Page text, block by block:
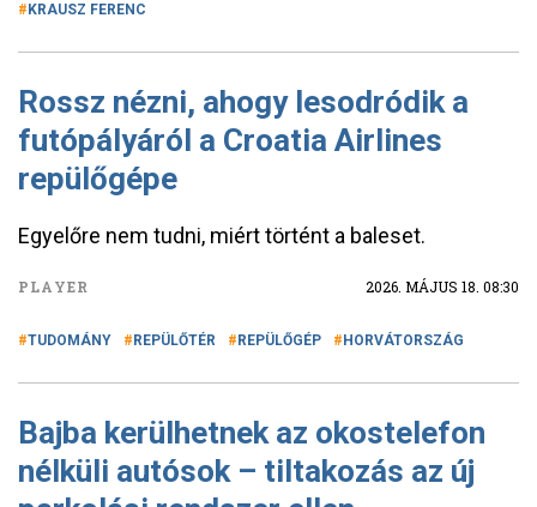
KRAUSZ FERENC
Rossz nézni, ahogy lesodródik a
futópályáról a Croatia Airlines
repülőgépe
Egyelőre nem tudni, miért történt a baleset.
PLAYER 2026. MÁJUS 18. 08:30
TUDOMÁNY REPÜLŐTÉR REPÜLŐGÉP HORVÁTORSZÁG
Bajba kerülhetnek az okostelefon
nélküli autósok – tiltakozás az új